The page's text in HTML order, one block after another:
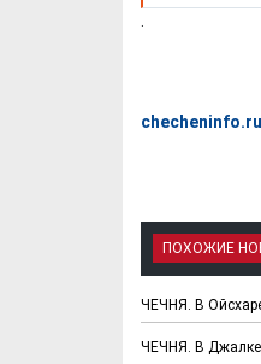
checheninfo.ru
ПОХОЖИЕ
ЧЕЧНЯ. В
ЧЕЧНЯ. В Джалке